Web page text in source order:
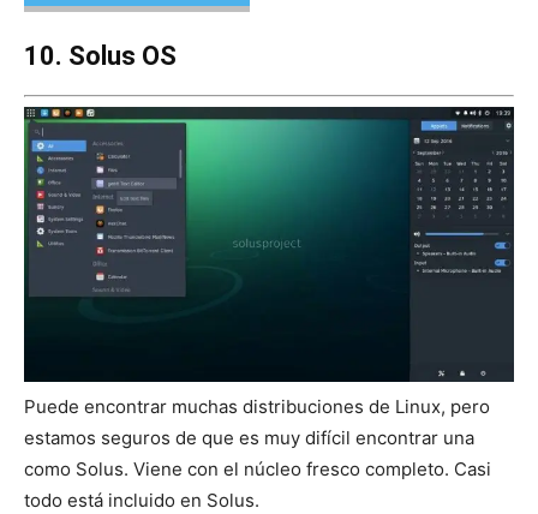
10. Solus OS
Puede encontrar muchas distribuciones de Linux, pero
estamos seguros de que es muy difícil encontrar una
como Solus. Viene con el núcleo fresco completo. Casi
todo está incluido en Solus.